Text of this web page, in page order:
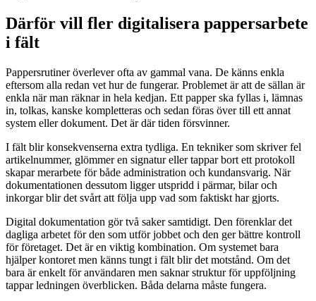
Därför vill fler digitalisera pappersarbete
i fält
Pappersrutiner överlever ofta av gammal vana. De känns enkla
eftersom alla redan vet hur de fungerar. Problemet är att de sällan är
enkla när man räknar in hela kedjan. Ett papper ska fyllas i, lämnas
in, tolkas, kanske kompletteras och sedan föras över till ett annat
system eller dokument. Det är där tiden försvinner.
I fält blir konsekvenserna extra tydliga. En tekniker som skriver fel
artikelnummer, glömmer en signatur eller tappar bort ett protokoll
skapar merarbete för både administration och kundansvarig. När
dokumentationen dessutom ligger utspridd i pärmar, bilar och
inkorgar blir det svårt att följa upp vad som faktiskt har gjorts.
Digital dokumentation gör två saker samtidigt. Den förenklar det
dagliga arbetet för den som utför jobbet och den ger bättre kontroll
för företaget. Det är en viktig kombination. Om systemet bara
hjälper kontoret men känns tungt i fält blir det motstånd. Om det
bara är enkelt för användaren men saknar struktur för uppföljning
tappar ledningen överblicken. Båda delarna måste fungera.